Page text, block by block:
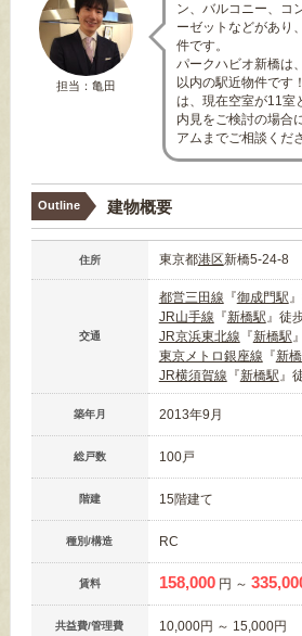
担当：亀田
ン、バルコニー、コ
ーゼットなどがあり
件です。
パークハビオ新橋は
以内の駅近物件です
は、現在空室が11室
内見をご検討の場合
アムまでご相談くだ
Outline 建物概要
住所 東京都港区新橋5-24-8
交通
都営三田線 『御成門駅
JR山手線 『新橋駅』徒
JR京浜東北線 『新橋駅
東京メトロ銀座線 『新
JR横須賀線 『新橋駅』
築年月 2013年9月
総戸数 100戸
階建 15階建て
種別/構造 RC
賃料 158,000 円 ～
共益費/管理費 10,000円 ～ 15,000円